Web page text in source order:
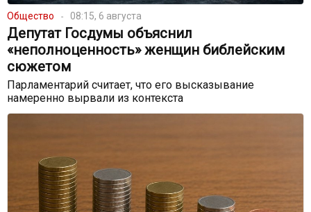
Общество 08:15, 6 августа
Депутат Госдумы объяснил
«неполноценность» женщин библейским
сюжетом
Парламентарий считает, что его высказывание
намеренно вырвали из контекста